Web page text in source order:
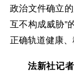
政治文件确立
互不构成威胁”
正确轨道健康、
法新社记